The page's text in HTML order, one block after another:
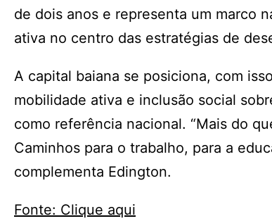
de dois anos e representa um marco
ativa no centro das estratégias de
A capital baiana se posiciona, com
mobilidade ativa e inclusão social
como referência nacional. “Mais do
Caminhos para o trabalho, para a
complementa Edington.
Fonte: Clique aqui